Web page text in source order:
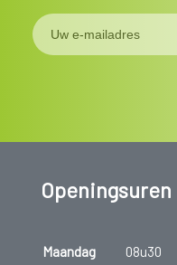
Openingsuren
Maandag 08u30